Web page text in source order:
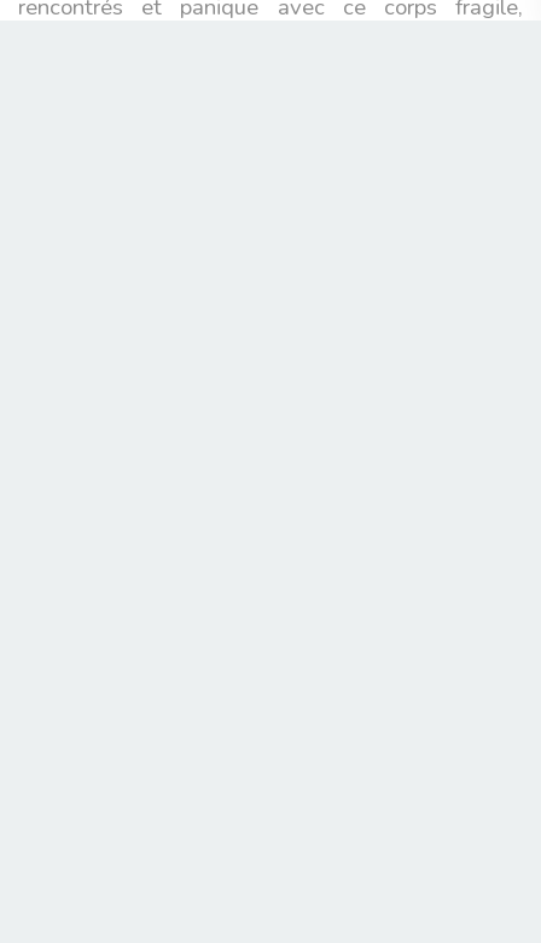
rencontrés et panique avec ce corps fragile,